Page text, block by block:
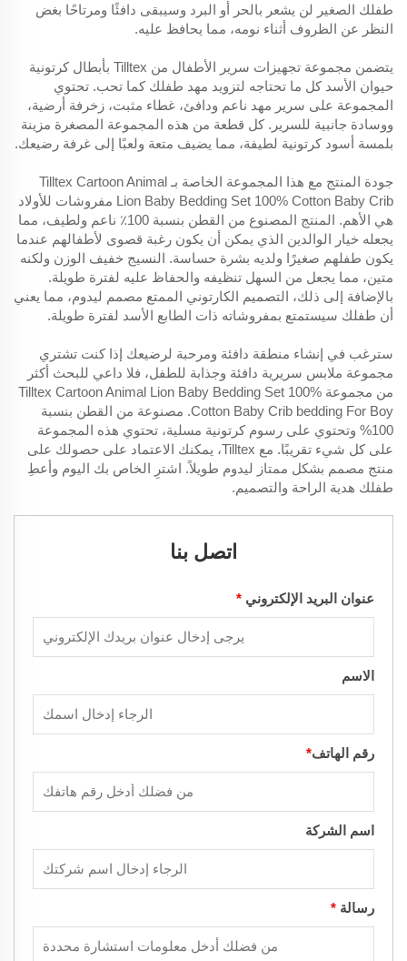
طفلك الصغير لن يشعر بالحر أو البرد وسيبقى دافئًا ومرتاحًا بغض
النظر عن الظروف أثناء نومه، مما يحافظ عليه.
يتضمن مجموعة تجهيزات سرير الأطفال من Tilltex بأبطال كرتونية
حيوان الأسد كل ما تحتاجه لتزويد مهد طفلك كما تحب. تحتوي
المجموعة على سرير مهد ناعم ودافئ، غطاء مثبت، زخرفة أرضية،
ووسادة جانبية للسرير. كل قطعة من هذه المجموعة المصغرة مزينة
بلمسة أسود كرتونية لطيفة، مما يضيف متعة ولعبًا إلى غرفة رضيعك.
جودة المنتج مع هذا المجموعة الخاصة بـ Tilltex Cartoon Animal
Lion Baby Bedding Set 100% Cotton Baby Crib مفروشات للأولاد
هي الأهم. المنتج المصنوع من القطن بنسبة 100٪ ناعم ولطيف، مما
يجعله خيار الوالدين الذي يمكن أن يكون رغبة قصوى لأطفالهم عندما
يكون طفلهم صغيرًا ولديه بشرة حساسة. النسيج خفيف الوزن ولكنه
متين، مما يجعل من السهل تنظيفه والحفاظ عليه لفترة طويلة.
بالإضافة إلى ذلك، التصميم الكارتوني الممتع مصمم ليدوم، مما يعني
أن طفلك سيستمتع بمفروشاته ذات الطابع الأسد لفترة طويلة.
سترغب في إنشاء منطقة دافئة ومرحبة لرضيعك إذا كنت تشتري
مجموعة ملابس سريرية دافئة وجذابة للطفل، فلا داعي للبحث أكثر
من مجموعة Tilltex Cartoon Animal Lion Baby Bedding Set 100%
Cotton Baby Crib bedding For Boy. مصنوعة من القطن بنسبة
100% وتحتوي على رسوم كرتونية مسلية، تحتوي هذه المجموعة
على كل شيء تقريبًا. مع Tilltex، يمكنك الاعتماد على حصولك على
منتج مصمم بشكل ممتاز ليدوم طويلاً. اشترِ الخاص بك اليوم وأعطِ
طفلك هدية الراحة والتصميم.
اتصل بنا
عنوان البريد الإلكتروني *
الاسم
رقم الهاتف*
اسم الشركة
رسالة *